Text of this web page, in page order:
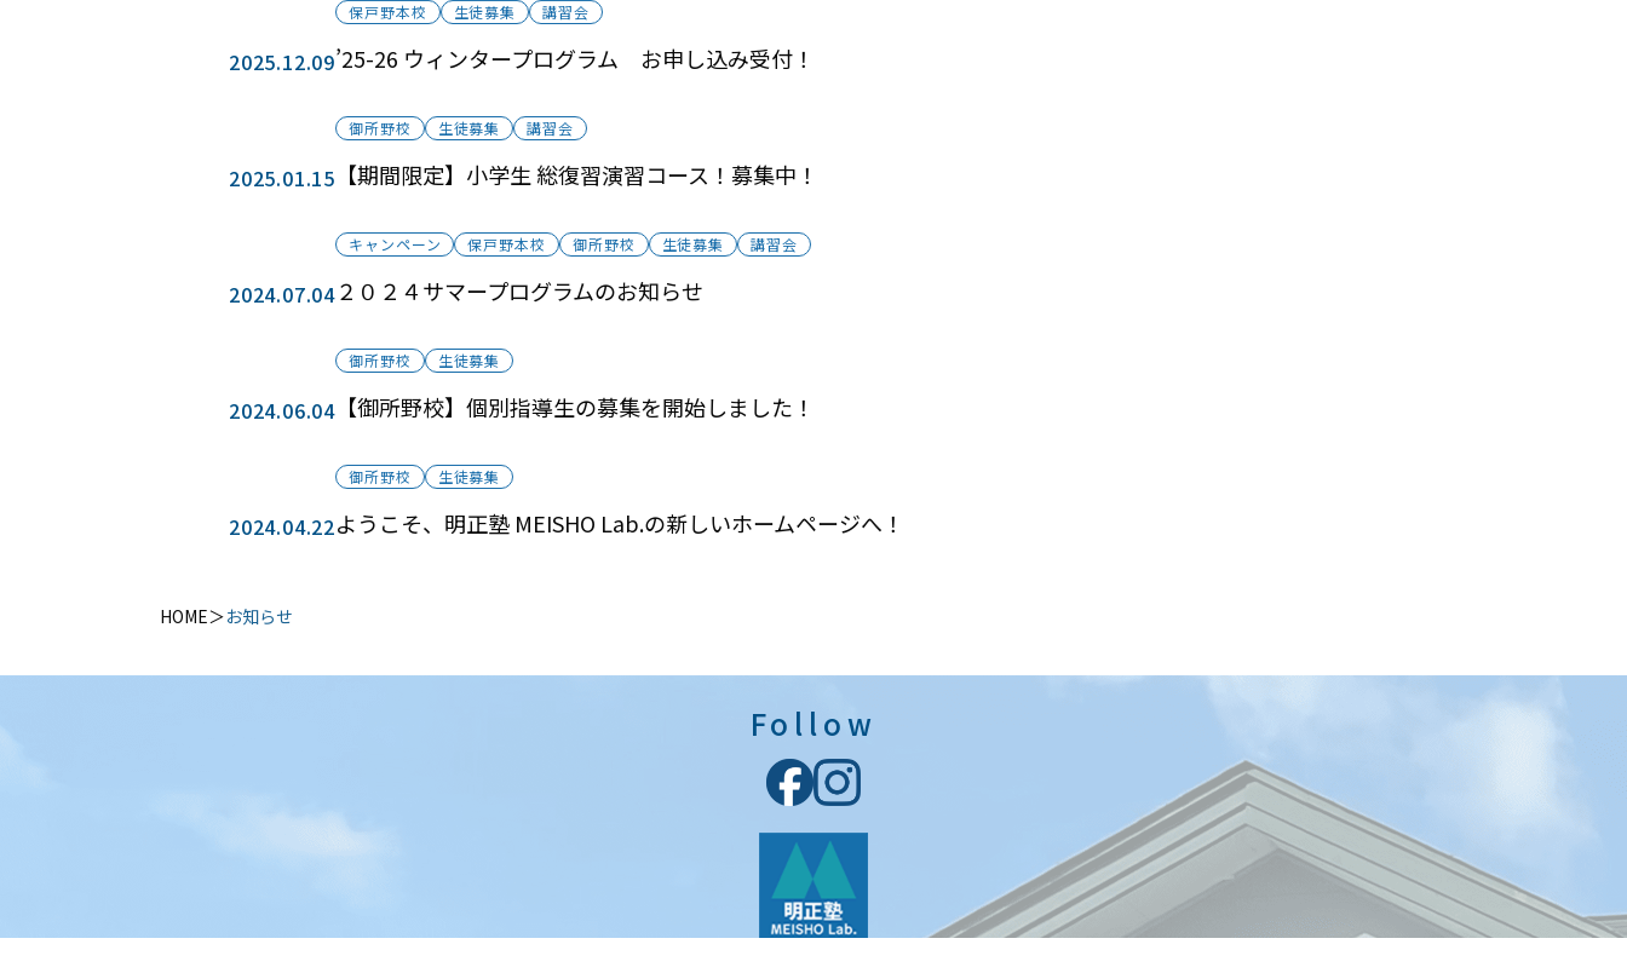
2025.12.09
保戸野本校 生徒募集 講習会
’25-26 ウィンタープログラム お申し込み受付！
2025.01.15
御所野校 生徒募集 講習会
【期間限定】小学生 総復習演習コース！募集中！
2024.07.04
キャンペーン 保戸野本校 御所野校 生徒募集 講習会
２０２４サマープログラムのお知らせ
2024.06.04
御所野校 生徒募集
【御所野校】個別指導生の募集を開始しました！
2024.04.22
御所野校 生徒募集
ようこそ、明正塾 MEISHO Lab.の新しいホームページへ！
HOME お知らせ
Follow